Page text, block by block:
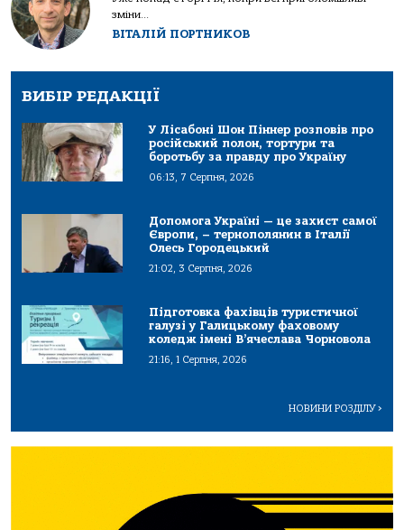
зміни...
ВІТАЛІЙ ПОРТНИКОВ
ВИБІР РЕДАКЦІЇ
У Лісабоні Шон Піннер розповів про
російський полон, тортури та
боротьбу за правду про Україну
06:13, 7 Серпня, 2026
Допомога Україні — це захист самої
Європи, – тернополянин в Італії
Олесь Городецький
21:02, 3 Серпня, 2026
Підготовка фахівців туристичної
галузі у Галицькому фаховому
коледж імені В’ячеслава Чорновола
21:16, 1 Серпня, 2026
НОВИНИ РОЗДІЛУ>